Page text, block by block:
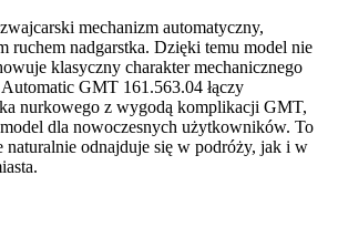
mechanizm automatyczny,
ruchem nadgarstka. Dzięki temu model nie
klasyczny charakter mechanicznego
GMT 161.563.04 łączy
nurkowego z wygodą komplikacji GMT,
dla nowoczesnych użytkowników. To
naturalnie odnajduje się w podróży, jak i w